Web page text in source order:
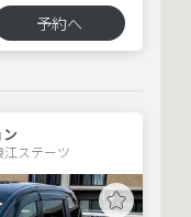
予約へ
江ステーツ